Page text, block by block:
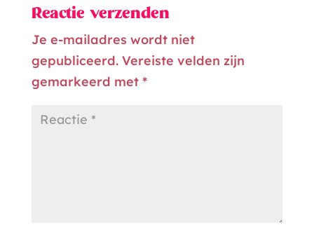
Reactie verzenden
Je e-mailadres wordt niet
gepubliceerd. Vereiste velden zijn
gemarkeerd met *